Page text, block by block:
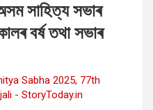
সাহিত্য সভাৰ
বৰ্ষ তথা সভাৰ
Sabha 2025, 77th
- StoryToday.in